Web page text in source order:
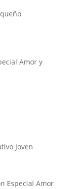
Amor y
Joven
Especial Amor